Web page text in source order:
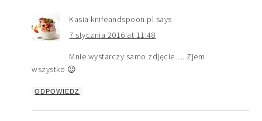
Kasia knifeandspoon.pl says
7 stycznia 2016 at 11:48
Mnie wystarczy samo zdjęcie…. Zjem
wszystko 😉
ODPOWIEDZ